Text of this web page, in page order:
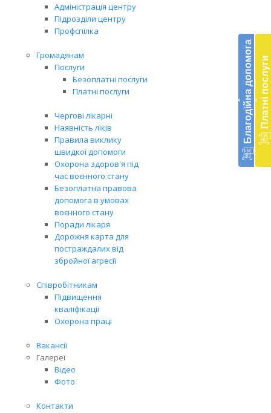
Адміністрація центру
Підрозділи центру
Профспілка
Громадянам
Послуги
Безоплатні послуги
Платні послуги
Чергові лікарні
Наявність ліків
Правила виклику
швидкої допомоги
Охорона здоров'я під
час воєнного стану
Безоплатна правова
допомога в умовах
воєнного стану
Поради лікаря
Дорожня карта для
постраждалих від
збройної агресії
Співробітникам
Підвищення
кваліфікації
Охорона праці
Вакансії
Галереї
Відео
Фото
Контакти
‹ Благодійна допомога ‹ Платні послуги